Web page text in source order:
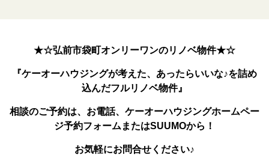
★☆弘前市袋町オンリーワンのリノベ物件★☆
『ケーオーハウジングが考えた、あったらいいな♪を詰め
込んだフルリノベ物件』
相談のご予約は、お電話、ケーオーハウジングホームペー
ジ予約フォームまたはSUUMOから！
お気軽にお問合せください♪